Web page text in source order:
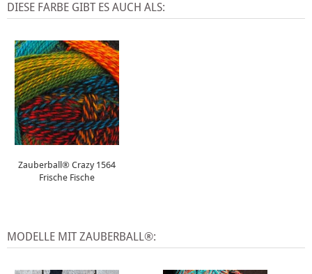
DIESE FARBE GIBT ES AUCH ALS:
Zauberball® Crazy 1564
Frische Fische
MODELLE MIT ZAUBERBALL®: